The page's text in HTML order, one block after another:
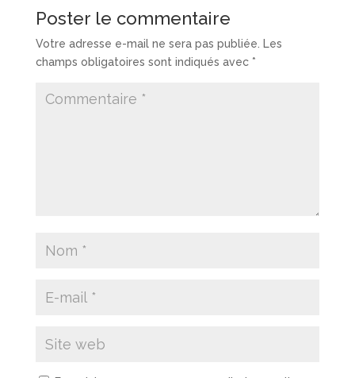
Poster le commentaire
Votre adresse e-mail ne sera pas publiée.
Les
champs obligatoires sont indiqués avec *